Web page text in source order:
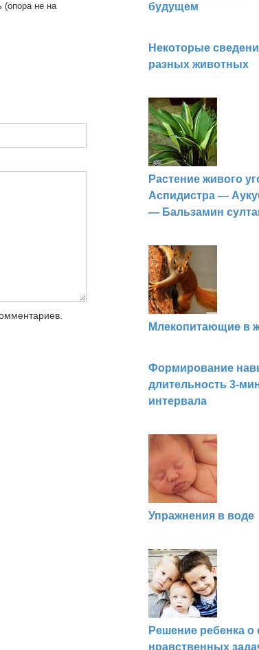
(опора не на
будущем
Некоторые
разных животных
Растение живого
Аспидистра —
— Бальзамин
Млекопитающие в
Формирование
длительность 3-
интервала
Упражнения в воде
Решение ребенка о
нравственных